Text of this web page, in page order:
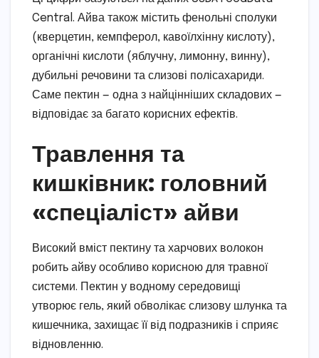
Central. Айва також містить фенольні сполуки
(кверцетин, кемпферол, кавоїлхінну кислоту),
органічні кислоти (яблучну, лимонну, винну),
дубильні речовини та слизові полісахариди.
Саме пектин — одна з найцінніших складових —
відповідає за багато корисних ефектів.
Травлення та
кишківник: головний
«спеціаліст» айви
Високий вміст пектину та харчових волокон
робить айву особливо корисною для травної
системи. Пектин у водному середовищі
утворює гель, який обволікає слизову шлунка та
кишечника, захищає її від подразників і сприяє
відновленню.